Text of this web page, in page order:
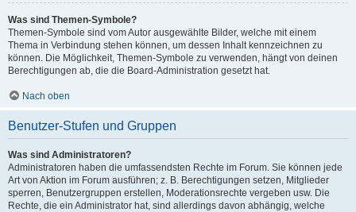
Was sind Themen-Symbole?
Themen-Symbole sind vom Autor ausgewählte Bilder, welche mit einem
Thema in Verbindung stehen können, um dessen Inhalt kennzeichnen zu
können. Die Möglichkeit, Themen-Symbole zu verwenden, hängt von deinen
Berechtigungen ab, die die Board-Administration gesetzt hat.
Nach oben
Benutzer-Stufen und Gruppen
Was sind Administratoren?
Administratoren haben die umfassendsten Rechte im Forum. Sie können jede
Art von Aktion im Forum ausführen; z. B. Berechtigungen setzen, Mitglieder
sperren, Benutzergruppen erstellen, Moderationsrechte vergeben usw. Die
Rechte, die ein Administrator hat, sind allerdings davon abhängig, welche